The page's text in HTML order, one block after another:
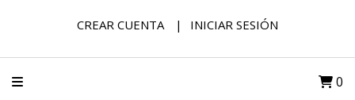
CREAR CUENTA INICIAR SESIÓN
0